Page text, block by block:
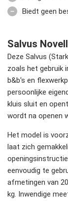
Salvus
Deze Salvus
zoals het gebruik
b&b's en
persoonlijke
kluis sluit en
wordt na openen
Het model is
laat zich
eenvoudig te
afmetingen van
kg. Inwendige
Biedt geen